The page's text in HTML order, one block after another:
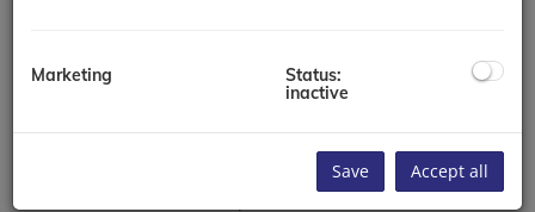
Квартира расположена
Marketing
Status:
inactive
Save Accept all